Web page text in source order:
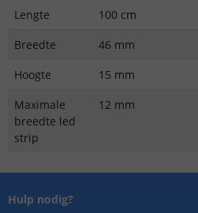
Lengte
100 cm
Breedte
46 mm
Hoogte
15 mm
Maximale
breedte led
strip
12 mm
Hulp nodig?